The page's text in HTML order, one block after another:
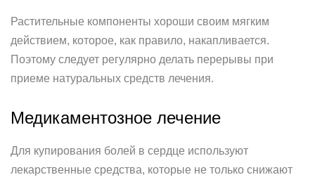
Растительные компоненты хороши своим мягким
действием, которое, как правило, накапливается.
Поэтому следует регулярно делать перерывы при
приеме натуральных средств лечения.
Медикаментозное лечение
Для купирования болей в сердце используют
лекарственные средства, которые не только снижают